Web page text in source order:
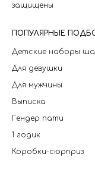
защищены
ПОПУЛЯРНЫЕ
Детские наборы
Для девушки
Для мужчины
Выписка
Гендер пати
1 годик
Коробки-сюрприз